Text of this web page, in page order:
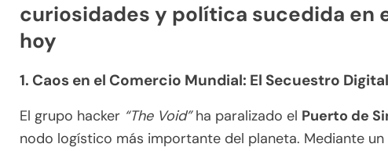
curiosidades y política sucedida en
hoy
1. Caos en el Comercio Mundial: El Secuestro
El grupo hacker “The Void”ha paralizado el Puerto de
nodo logístico más importante del planeta. Mediante